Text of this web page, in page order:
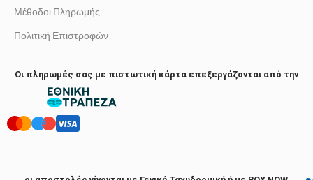
Μέθοδοι Πληρωμής
Πολιτική Επιστροφών
Οι πληρωμές σας με πιστωτική κάρτα επεξεργάζονται από την